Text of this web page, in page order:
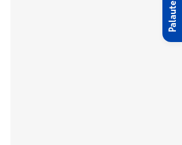
Palaute